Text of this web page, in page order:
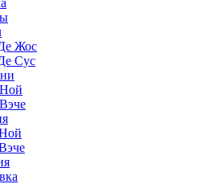
Жос
Сус